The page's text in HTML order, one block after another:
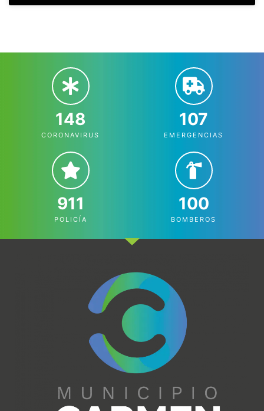
148
CORONAVIRUS
107
EMERGENCIAS
911
POLICÍA
100
BOMBEROS